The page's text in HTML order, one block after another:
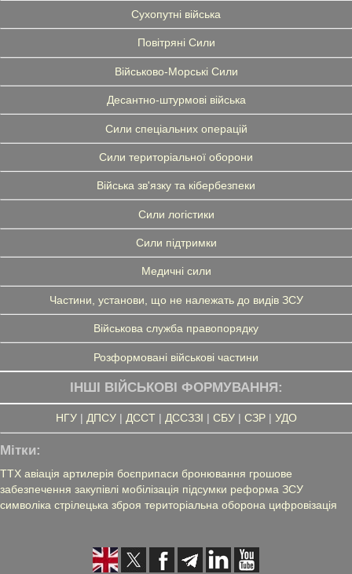
Сухопутні війська
Повітряні Сили
Військово-Морські Сили
Десантно-штурмові війська
Сили спеціальних операцій
Сили територіальної оборони
Війська зв'язку та кібербезпеки
Сили логістики
Сили підтримки
Медичні сили
Частини, установи, що не належать до видів ЗСУ
Військова служба правопорядку
Розформовані військові частини
ІНШІ ВІЙСЬКОВІ ФОРМУВАННЯ:
НГУ| ДПСУ| ДССТ| ДССЗЗІ | СБУ| СЗР| УДО
Мітки:
ТТХ авіація артилерія боєприпаси бронювання грошове
забезпечення закупівлі мобілізація підсумки реформа ЗСУ
символіка стрілецька зброя територіальна оборона цифровізація